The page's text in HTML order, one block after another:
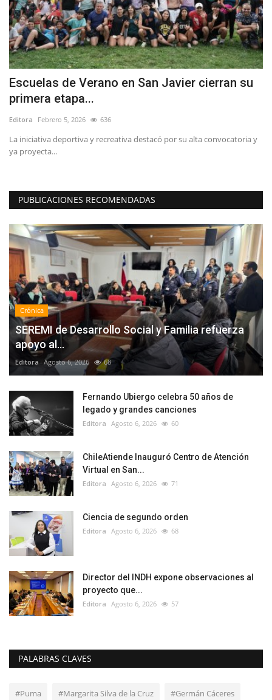
Escuelas de Verano en San Javier cierran su
primera etapa...
Editora Febrero 5, 2026 636
La iniciativa deportiva y recreativa destacó por su alta convocatoria y
ya proyecta...
PUBLICACIONES RECOMENDADAS
Crónica
SEREMI de Desarrollo Social y Familia refuerza
apoyo al...
Editora Agosto 6, 2026 68
Fernando Ubiergo celebra 50 años de
legado y grandes canciones
Editora Agosto 6, 2026 60
ChileAtiende Inauguró Centro de Atención
Virtual en San...
Editora Agosto 6, 2026 71
Ciencia de segundo orden
Editora Agosto 6, 2026 68
Director del INDH expone observaciones al
proyecto que...
Editora Agosto 6, 2026 57
PALABRAS CLAVES
#Puma #Margarita Silva de la Cruz #Germán Cáceres